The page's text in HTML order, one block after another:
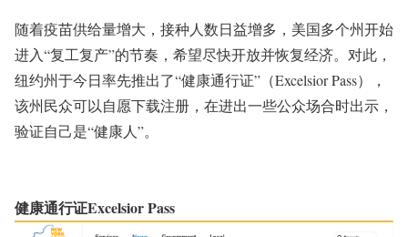
随着疫苗供给量增大，接种人数日益增多，美国多个州开始
进入“复工复产”的节奏，希望尽快开放并恢复经济。对此，
纽约州于今日率先推出了“健康通行证”（Excelsior Pass），
该州民众可以自愿下载注册，在进出一些公众场合时出示，
验证自己是“健康人”。
健康通行证Excelsior Pass